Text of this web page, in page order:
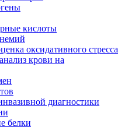
кислоты
оксидативного стресса
крови на
диагностики
белки